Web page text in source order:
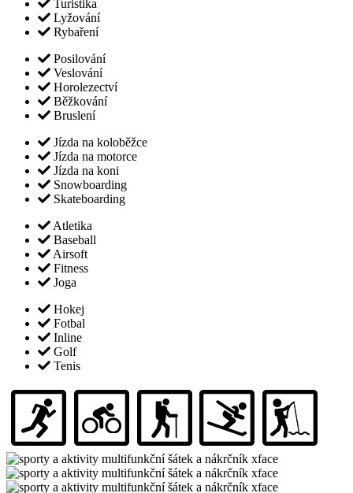
Turistika
Lyžování
Rybaření
Posilování
Veslování
Horolezectví
Běžkování
Bruslení
Jízda na koloběžce
Jízda na motorce
Jízda na koni
Snowboarding
Skateboarding
Atletika
Baseball
Airsoft
Fitness
Joga
Hokej
Fotbal
Inline
Golf
Tenis